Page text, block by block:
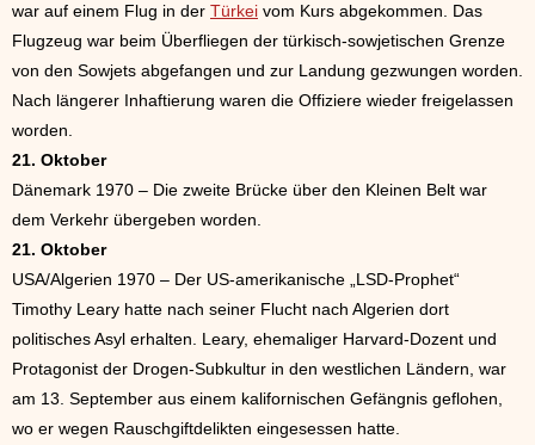
war auf einem Flug in der Türkei vom Kurs abgekommen. Das
Flugzeug war beim Überfliegen der türkisch-sowjetischen Grenze
von den Sowjets abgefangen und zur Landung gezwungen worden.
Nach längerer Inhaftierung waren die Offiziere wieder freigelassen
worden.
21. Oktober
Dänemark 1970 – Die zweite Brücke über den Kleinen Belt war
dem Verkehr übergeben worden.
21. Oktober
USA/Algerien 1970 – Der US-amerikanische „LSD-Prophet“
Timothy Leary hatte nach seiner Flucht nach Algerien dort
politisches Asyl erhalten. Leary, ehemaliger Harvard-Dozent und
Protagonist der Drogen-Subkultur in den westlichen Ländern, war
am 13. September aus einem kalifornischen Gefängnis geflohen,
wo er wegen Rauschgiftdelikten eingesessen hatte.